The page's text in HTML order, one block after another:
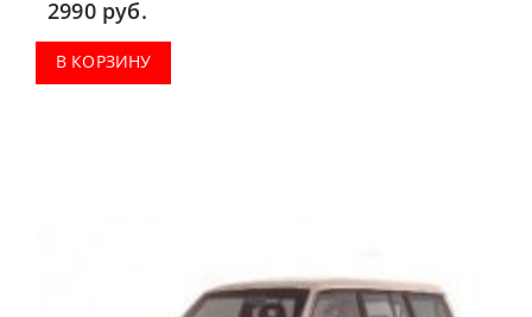
2990 руб.
В КОРЗИНУ